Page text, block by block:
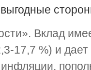
Вклад
17,7 %) и